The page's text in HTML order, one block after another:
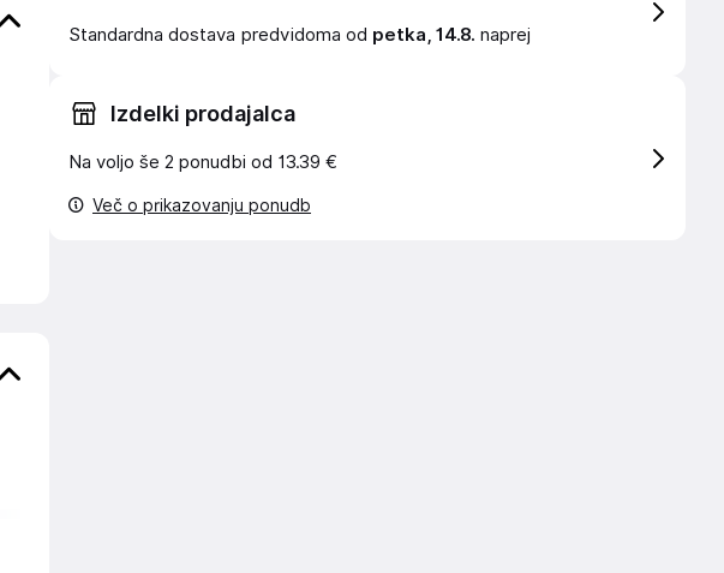
Standardna dostava predvidoma od petka, 14.8. naprej
Izdelki prodajalca
Na voljo še 2 ponudbi od 13.39 €
Več o prikazovanju ponudb